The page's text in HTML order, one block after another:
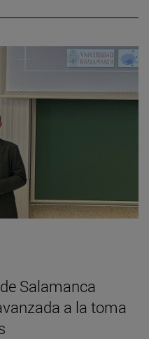
Salamanca
a la toma